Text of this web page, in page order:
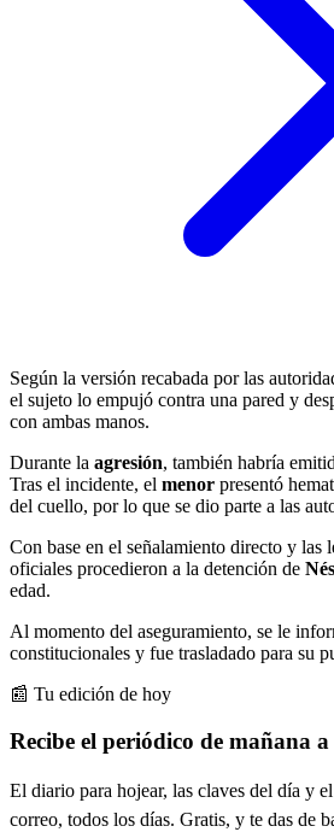
Según la versión recabada por las
el sujeto lo empujó contra una pared y
con ambas manos.
Durante la agresión, también habría
Tras el incidente, el menor presentó
del cuello, por lo que se dio parte a las
Con base en el señalamiento directo y las
oficiales procedieron a la detención de
edad.
Al momento del aseguramiento, se le
constitucionales y fue trasladado para su
📰 Tu edición de hoy
Recibe el periódico de mañana
El diario para hojear, las claves del día y
correo, todos los días. Gratis, y te das de